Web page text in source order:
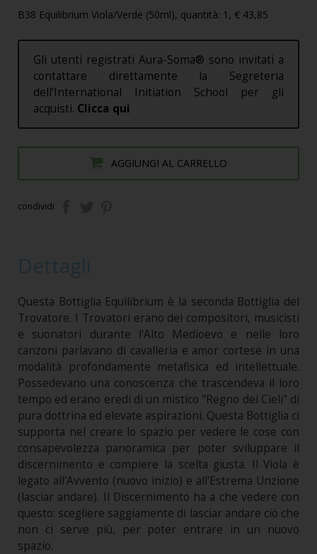
B38 Equilibrium Viola/Verde (50ml), quantità: 1, € 43,85
Gli utenti registrati Aura-Soma® sono invitati a
contattare direttamente la Segreteria
dell’International Initiation School per gli
acquisti. Clicca qui
AGGIUNGI AL CARRELLO
condividi
Questa Bottiglia Equilibrium è la seconda Bottiglia del
Trovatore. I Trovatori erano dei compositori, musicisti
e suonatori durante l'Alto Medioevo e nelle loro
canzoni parlavano di cavalleria e amor cortese in una
modalità profondamente metafisica ed intellettuale.
Possedevano una conoscenza che trascendeva il loro
tempo ed erano eredi di un mistico "Regno dei Cieli" di
pura dottrina ed elevate aspirazioni. Questa Bottiglia ci
supporta nel creare lo spazio per vedere le cose con
consapevolezza panoramica per poter sviluppare il
discernimento e compiere la scelta giusta. Il Viola è
legato all'Avvento (nuovo inizio) e all'Estrema Unzione
(lasciar andare). Il Discernimento ha a che vedere con
questo: scegliere saggiamente di lasciar andare ciò che
non ci serve più, per poter entrare in un nuovo
spazio.